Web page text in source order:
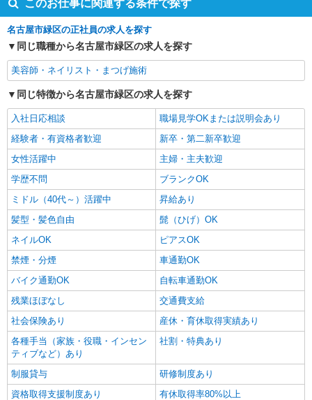
このお仕事に関連する条件で探す
名古屋市緑区の正社員の求人を探す
同じ職種から名古屋市緑区の求人を探す
美容師・ネイリスト・まつげ施術
同じ特徴から名古屋市緑区の求人を探す
入社日応相談
職場見学OKまたは説明会あり
経験者・有資格者歓迎
新卒・第二新卒歓迎
女性活躍中
主婦・主夫歓迎
学歴不問
ブランクOK
ミドル（40代～）活躍中
昇給あり
髪型・髪色自由
髭（ひげ）OK
ネイルOK
ピアスOK
禁煙・分煙
車通勤OK
バイク通勤OK
自転車通勤OK
残業ほぼなし
交通費支給
社会保険あり
産休・育休取得実績あり
各種手当（家族・役職・インセン
ティブなど）あり
社割・特典あり
制服貸与
研修制度あり
資格取得支援制度あり
有休取得率80%以上